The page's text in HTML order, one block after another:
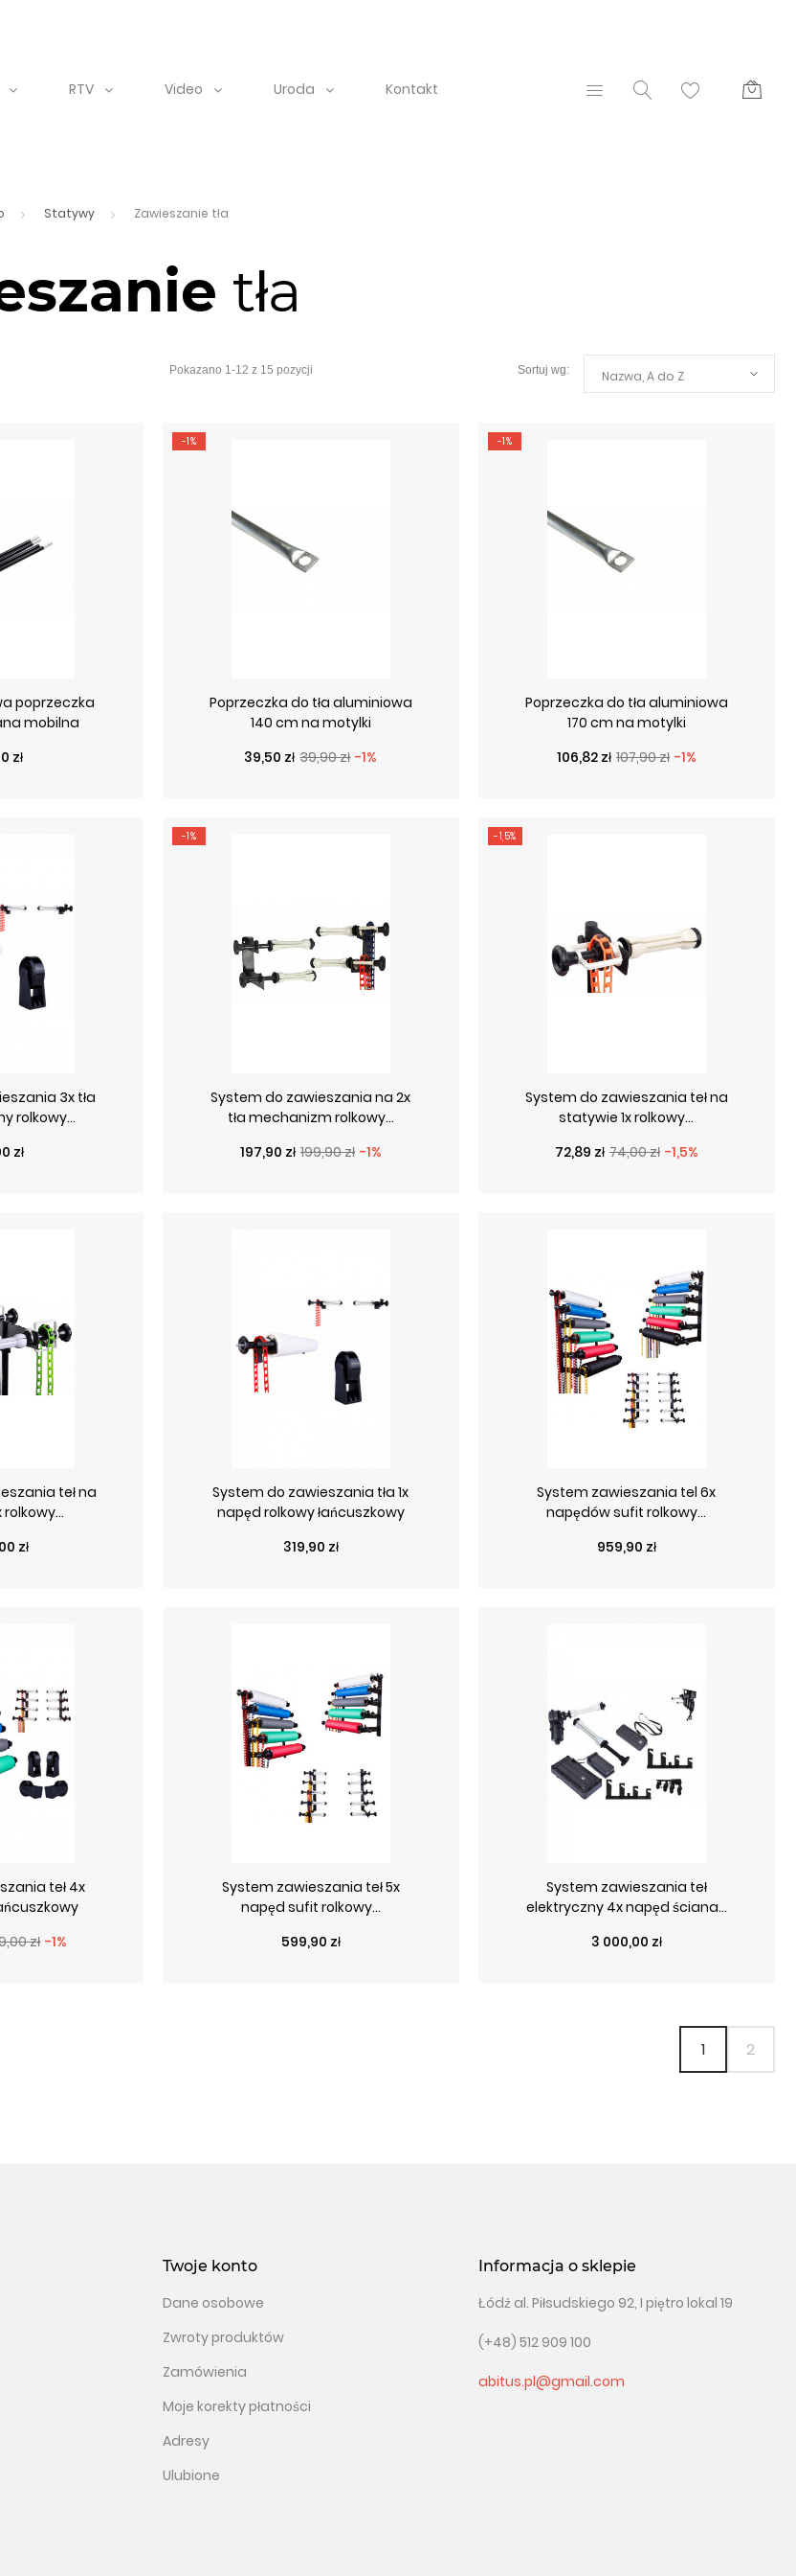
RTV Video Uroda Kontakt
Statywy Zawieszanie tła
tła
Nazwa, A do Z
poprzeczka
mobilna
zł
-1%
Poprzeczka do tła aluminiowa
140 cm na motylki
Cena podstawowa
39,90 zł -1%
Cena
39,50 zł
-1%
Poprzeczka do tła aluminiowa
170 cm na motylki
Cena podstawowa
107,90 zł -1%
Cena
106,82 zł
3x tła
rolkowy...
zł
-1%
System do zawieszania na 2x
tła mechanizm rolkowy...
Cena podstawowa
199,90 zł -1%
Cena
197,90 zł
-1,5%
System do zawieszania teł na
statywie 1x rolkowy...
Cena podstawowa
74,00 zł -1,5%
Cena
72,89 zł
teł na
zł
System do zawieszania tła 1x
napęd rolkowy łańcuszkowy
Cena
319,90 zł
System zawieszania tel 6x
napędów sufit rolkowy...
Cena
959,90 zł
teł 4x
zł -1%
System zawieszania teł 5x
napęd sufit rolkowy...
Cena
599,90 zł
System zawieszania teł
elektryczny 4x napęd ściana...
Cena
3 000,00 zł
1 2
Twoje konto
Dane osobowe
Zwroty produktów
Zamówienia
Moje korekty płatności
Adresy
Ulubione
Informacja o sklepie
Łódź al. Piłsudskiego 92, I piętro lokal 19
(+48) 512 909 100
abitus.pl@gmail.com